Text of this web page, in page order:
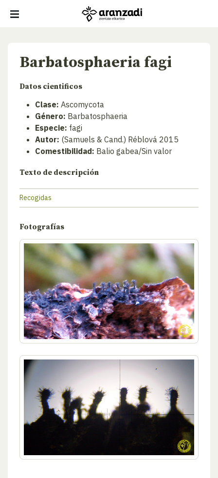
Barbatosphaeria fagi
Datos cientificos
Clase: Ascomycota
Género: Barbatosphaeria
Especie: fagi
Autor: (Samuels & Cand.) Réblová 2015
Comestibilidad: Balio gabea/Sin valor
Texto de descripción
Recogidas
Fotografías